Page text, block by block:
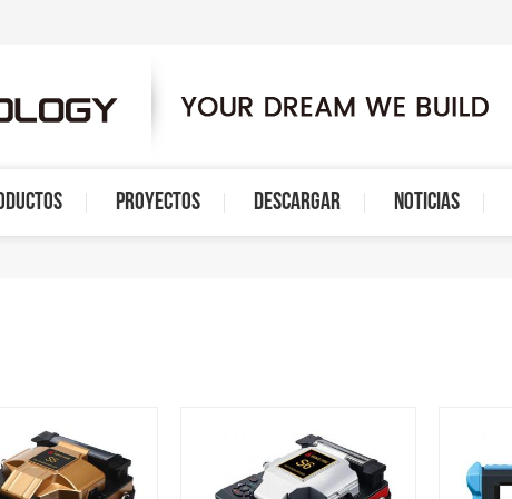
PROYECTOS DESCARGAR NOTICIAS